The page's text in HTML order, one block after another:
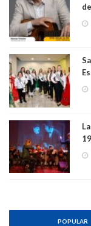
POPULAR